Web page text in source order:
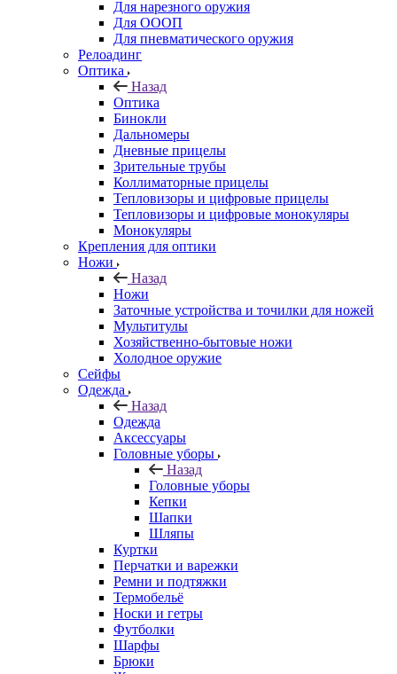
Для нарезного оружия
Для ОООП
Для пневматического оружия
Релоадинг
Оптика
Назад
Оптика
Бинокли
Дальномеры
Дневные прицелы
Зрительные трубы
Коллиматорные прицелы
Тепловизоры и цифровые прицелы
Тепловизоры и цифровые монокуляры
Монокуляры
Крепления для оптики
Ножи
Назад
Ножи
Заточные устройства и точилки для ножей
Мультитулы
Хозяйственно-бытовые ножи
Холодное оружие
Сейфы
Одежда
Назад
Одежда
Аксессуары
Головные уборы
Назад
Головные уборы
Кепки
Шапки
Шляпы
Куртки
Перчатки и варежки
Ремни и подтяжки
Термобельё
Носки и гетры
Футболки
Шарфы
Брюки